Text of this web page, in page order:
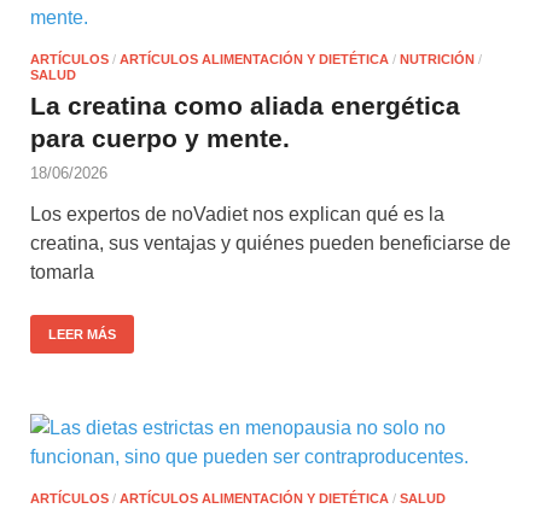
ARTÍCULOS / ARTÍCULOS ALIMENTACIÓN Y DIETÉTICA / NUTRICIÓN /
SALUD
La creatina como aliada energética
para cuerpo y mente.
18/06/2026
Los expertos de noVadiet nos explican qué es la
creatina, sus ventajas y quiénes pueden beneficiarse de
tomarla
LEER MÁS
ARTÍCULOS / ARTÍCULOS ALIMENTACIÓN Y DIETÉTICA / SALUD